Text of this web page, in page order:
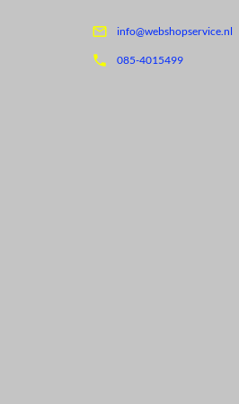
 info@webshopservice.nl
 085-4015499